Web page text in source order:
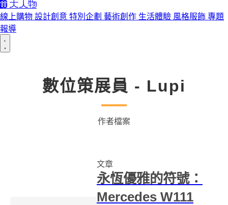
線上購物 設計創意 特別企劃 藝術創作 生活體驗 風格服飾 專題
報導
數位策展員 - Lupi
作者檔案
文章
永恆優雅的符號：
Mercedes W111